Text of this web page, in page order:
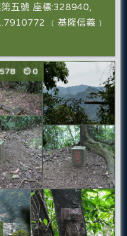
五號 座標:328940,
﹝基隆信義﹞
0